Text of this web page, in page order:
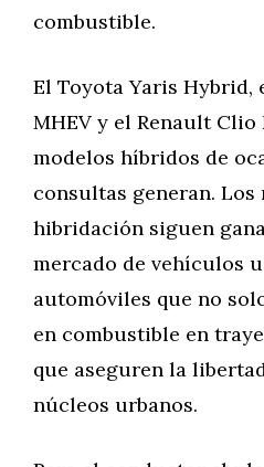
combustible.
El Toyota Yaris Hybrid,
MHEV y el Renault Clio
modelos híbridos de
consultas generan. Los
hibridación siguen
mercado de vehículos
automóviles que no
en combustible en
que aseguren la
núcleos urbanos.